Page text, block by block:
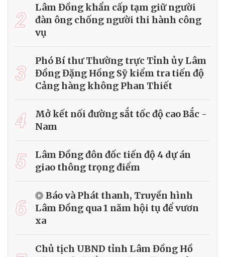
2
Lâm Đồng khẩn cấp tạm giữ người
đàn ông chống người thi hành công
vụ
3
Phó Bí thư Thường trực Tỉnh ủy Lâm
Đồng Đặng Hồng Sỹ kiểm tra tiến độ
Cảng hàng không Phan Thiết
4
Mở kết nối đường sắt tốc độ cao Bắc -
Nam
5
Lâm Đồng đôn đốc tiến độ 4 dự án
giao thông trọng điểm
6
Báo và Phát thanh, Truyền hình
Lâm Đồng qua 1 năm hội tụ để vươn
xa
Chủ tịch UBND tỉnh Lâm Đồng Hồ